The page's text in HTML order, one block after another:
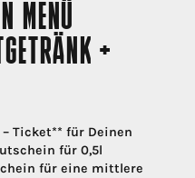
MENÜ
+
Ticket** für Deinen
für 0,5l
für eine mittlere